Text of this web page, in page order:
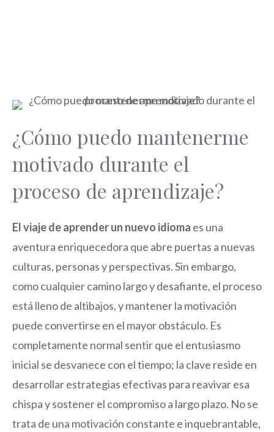
¿Cómo puedo mantenerme
motivado durante el
proceso de aprendizaje?
El viaje de aprender un nuevo idioma es una
aventura enriquecedora que abre puertas a nuevas
culturas, personas y perspectivas. Sin embargo,
como cualquier camino largo y desafiante, el proceso
está lleno de altibajos, y mantener la motivación
puede convertirse en el mayor obstáculo. Es
completamente normal sentir que el entusiasmo
inicial se desvanece con el tiempo; la clave reside en
desarrollar estrategias efectivas para reavivar esa
chispa y sostener el compromiso a largo plazo. No se
trata de una motivación constante e inquebrantable,